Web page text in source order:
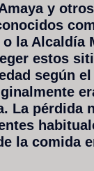
y
o la
estos
según
La pérdida
la comida